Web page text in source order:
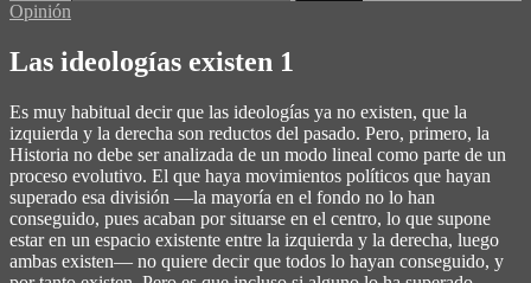
Opinión
Las ideologías existen 1
Es muy habitual decir que las ideologías ya no existen, que la
izquierda y la derecha son reductos del pasado. Pero, primero, la
Historia no debe ser analizada de un modo lineal como parte de un
proceso evolutivo. El que haya movimientos políticos que hayan
superado esa división —la mayoría en el fondo no lo han
conseguido, pues acaban por situarse en el centro, lo que supone
estar en un espacio existente entre la izquierda y la derecha, luego
ambas existen— no quiere decir que todos lo hayan conseguido, y